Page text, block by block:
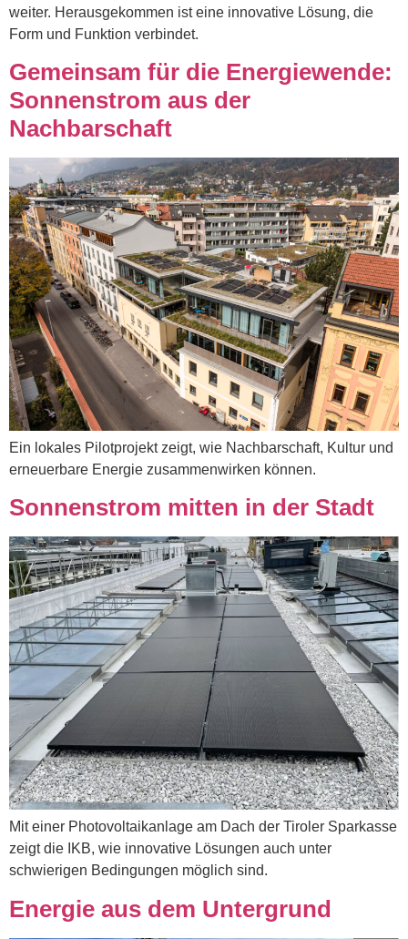
weiter. Herausgekommen ist eine innovative Lösung, die
Form und Funktion verbindet.
Gemeinsam für die Energiewende:
Sonnenstrom aus der
Nachbarschaft
Ein lokales Pilotprojekt zeigt, wie Nachbarschaft, Kultur und
erneuerbare Energie zusammenwirken können.
Sonnenstrom mitten in der Stadt
Mit einer Photovoltaikanlage am Dach der Tiroler Sparkasse
zeigt die IKB, wie innovative Lösungen auch unter
schwierigen Bedingungen möglich sind.
Energie aus dem Untergrund